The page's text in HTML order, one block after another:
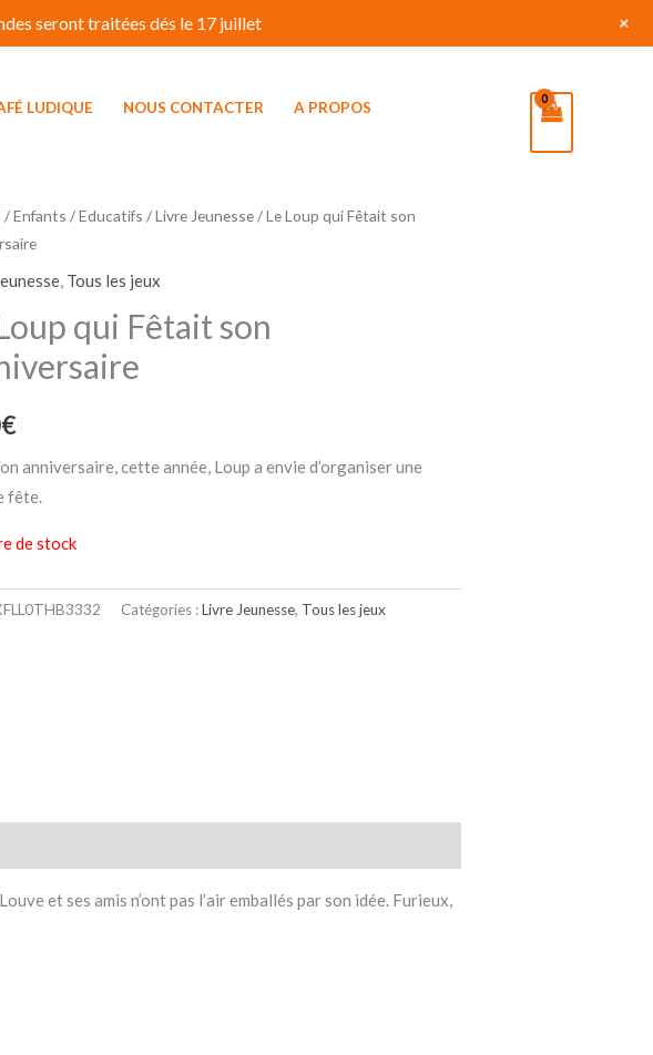
LUDIQUE NOUS CONTACTER
A PROPOS
/Enfants / Educatifs /Livre Jeunesse/ Le Loup qui Fêtait son
, Tous les jeux
qui Fêtait son
€
anniversaire, cette année, Loup a envie d’organiser une
fête.
de stock
Catégories :Livre Jeunesse, Tous les jeux
et ses amis n’ont pas l’air emballés par son idée. Furieux,
seront traitées dés le 17 juillet +